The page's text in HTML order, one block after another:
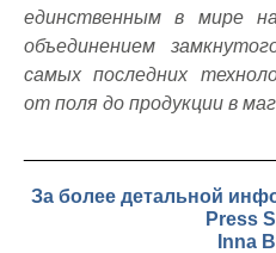
единственным в мире
объединением
самых последних
от поля до продукции в
За более детальной
Press
Inna